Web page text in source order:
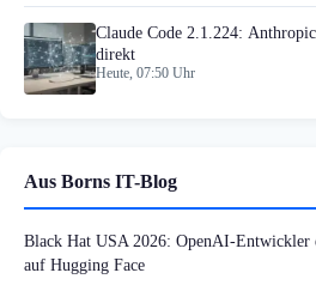
Claude Code 2.1.224:
direkt
Heute, 07:50 Uhr
Aus Borns IT-Blog
Black Hat USA 2026: OpenAI-
auf Hugging Face